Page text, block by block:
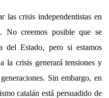
las crisis independentistas en
No creemos posible que se
del Estado, pero si estamos
la crisis generará tensiones y
Sin embargo, en
catalán está persuadido de